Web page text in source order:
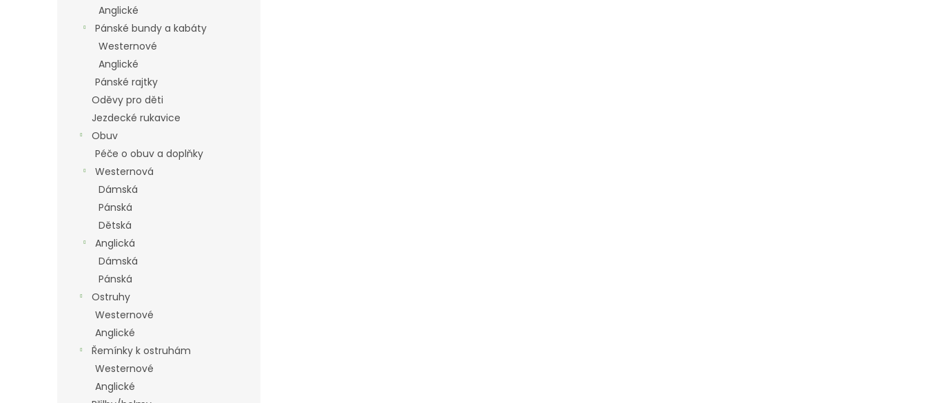
Anglické
Pánské bundy a kabáty
Westernové
Anglické
Pánské rajtky
Oděvy pro děti
Jezdecké rukavice
Obuv
Péče o obuv a doplňky
Westernová
Dámská
Pánská
Dětská
Anglická
Dámská
Pánská
Ostruhy
Westernové
Anglické
Řemínky k ostruhám
Westernové
Anglické